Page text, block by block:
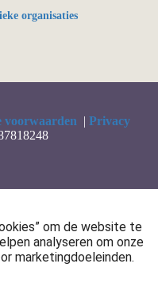
organisaties
voorwaarden | Privacy
om de website te
analyseren om onze
marketingdoeleinden.